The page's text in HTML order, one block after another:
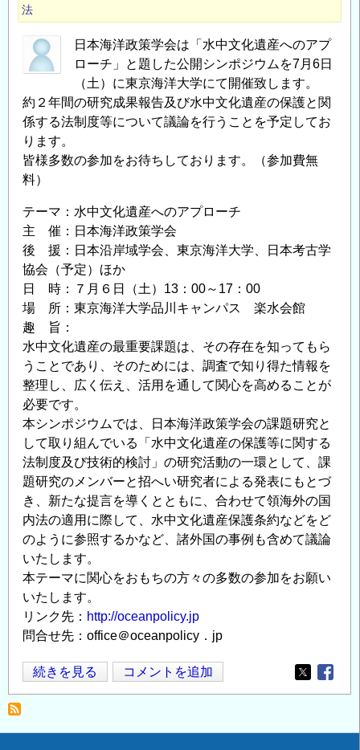
回
年
大
会
の
開
催
の
法
日本海洋政策学会は「水中文化遺産へのアプ
ローチ」と題した公開シンポジウムを7月6日
（土）に東京海洋大学にて開催致します。
約２年間の研究成果報告及び水中文化遺産の保護と関
係する法制度等について議論を行うことを予定してお
ります。
皆様多数の参加をお待ちしております。（参加費無
料）
テーマ：水中文化遺産へのアプローチ
主 催：日本海洋政策学会
後 援：日本沿岸域学会、東京海洋大学、日本考古学
協会（予定）ほか
日 時：７月６日（土）13：00～17：00
場 所：東京海洋大学品川キャンパス 楽水会館
趣 旨：
水中文化遺産の最重要課題は、その存在を知ってもら
うことであり、そのためには、調査で知り得た情報を
整理し、広く伝え、活用を通して関心を高めることが
必要です。
本シンポジウムでは、日本海洋政策学会の課題研究と
して取り組んでいる「水中文化遺産の保護等に関する
法制度及び技術的検討」の研究活動の一環として、課
題研究のメンバーと招へい研究者による発表にもとづ
き、新たな提言を導くとともに、合わせて領海外の国
内法の適用に際して、水中文化遺産保護条約などをど
のように参照するかなど、諸外国の事例も含めて議論
いたします。
本テーマに関心をおもちの方々の多数の参加をお願い
いたします。
リンク先： http://oceanpolicy.jp
問合せ先：office＠oceanpolicy．jp
公
開
ン
続きを見る コメントを追加
Opens in